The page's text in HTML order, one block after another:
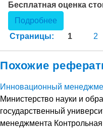
Бесплатная оценка
Подробнее
Страницы:
1 2
Похожие
Инновационный
Министерство науки и
государственный
менеджмента